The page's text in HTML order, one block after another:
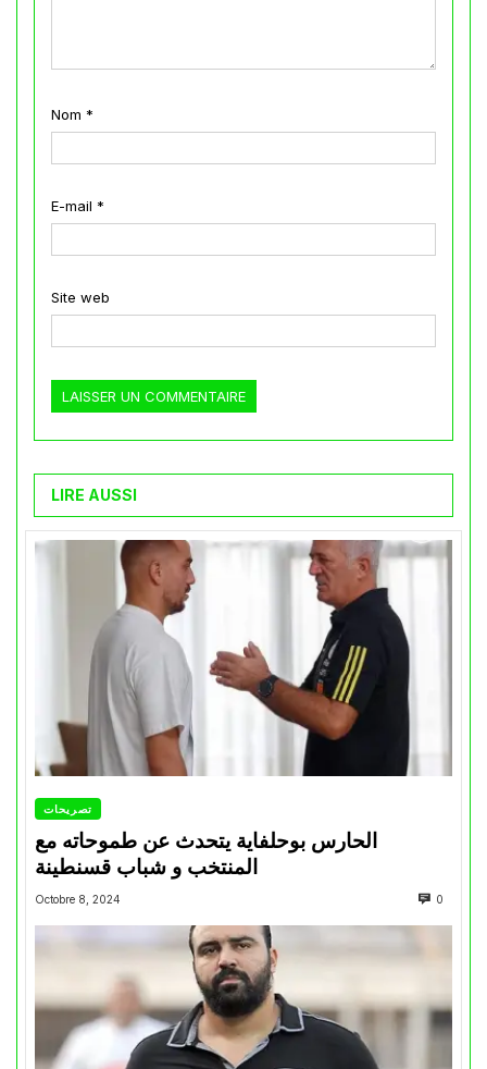
Nom *
E-mail *
Site web
LIRE AUSSI
تصريحات
الحارس بوحلفاية يتحدث عن طموحاته مع
المنتخب و شباب قسنطينة
Octobre 8, 2024 0